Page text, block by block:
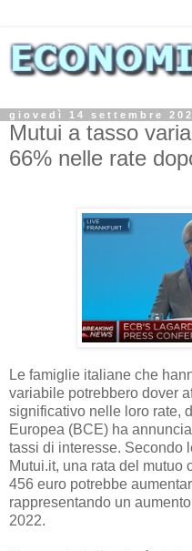
giovedì 14 settembre
Mutui a tasso
66% nelle rate
Le famiglie italiane che
variabile potrebbero dover
significativo nelle loro rate,
Europea (BCE) ha
tassi di interesse. Secondo
Mutui.it, una rata del mutuo
456 euro potrebbe
rappresentando un
2022.